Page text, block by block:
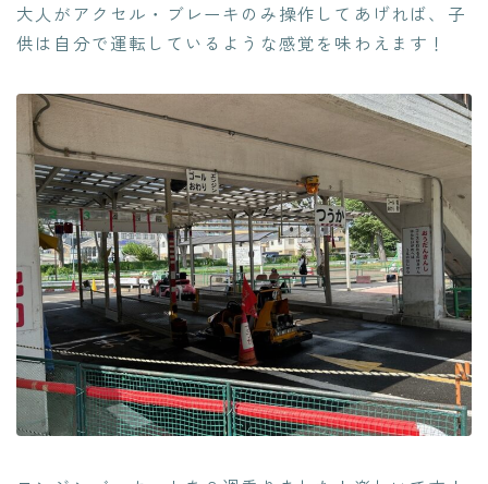
大人がアクセル・ブレーキのみ操作してあげれば、子
供は自分で運転しているような感覚を味わえます！